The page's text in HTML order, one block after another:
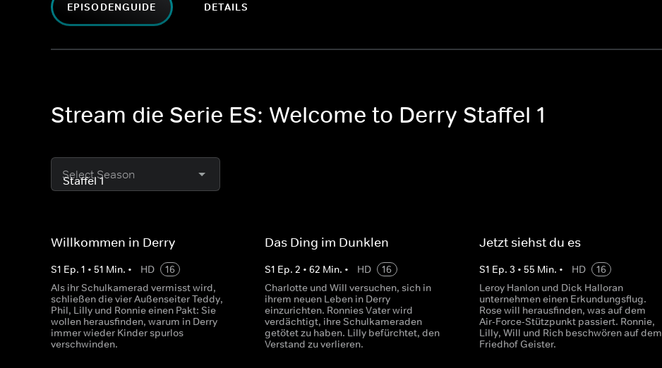
EPISODENGUIDE DETAILS
Stream die Serie ES: Welcome to Derry Staffel 1
Select Season
Willkommen in Derry
S1 Ep. 1 • 51 Min. • HD
16
Als ihr Schulkamerad vermisst wird,
schließen die vier Außenseiter Teddy,
Phil, Lilly und Ronnie einen Pakt: Sie
wollen herausfinden, warum in Derry
immer wieder Kinder spurlos
verschwinden.
Das Ding im Dunklen
S1 Ep.2 •62 Min. • HD
16
Charlotte und Will versuchen, sich in
ihrem neuen Leben in Derry
einzurichten. Ronnies Vater wird
verdächtigt, ihre Schulkameraden
getötet zu haben. Lilly befürchtet, den
Verstand zu verlieren.
Jetzt siehst du es
S1 Ep. 3 • 55 Min. • HD
16
Leroy Hanlon und Dick Halloran
unternehmen einen Erkundungsflug.
Rose will herausfinden, was auf dem
Air-Force-Stützpunkt passiert. Ronnie,
Lilly, Will und Rich beschwören auf dem
Friedhof Geister.